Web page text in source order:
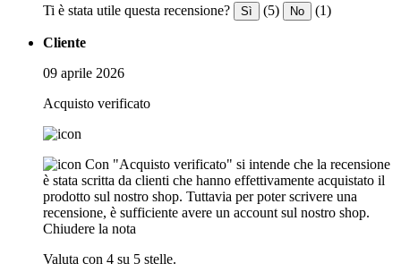
Ti è stata utile questa recensione? Sì (5) No (1)
Cliente
09 aprile 2026
Acquisto verificato
Con "Acquisto verificato" si intende che la recensione
è stata scritta da clienti che hanno effettivamente acquistato il
prodotto sul nostro shop. Tuttavia per poter scrivere una
recensione, è sufficiente avere un account sul nostro shop.
Chiudere la nota
Valuta con 4 su 5 stelle.